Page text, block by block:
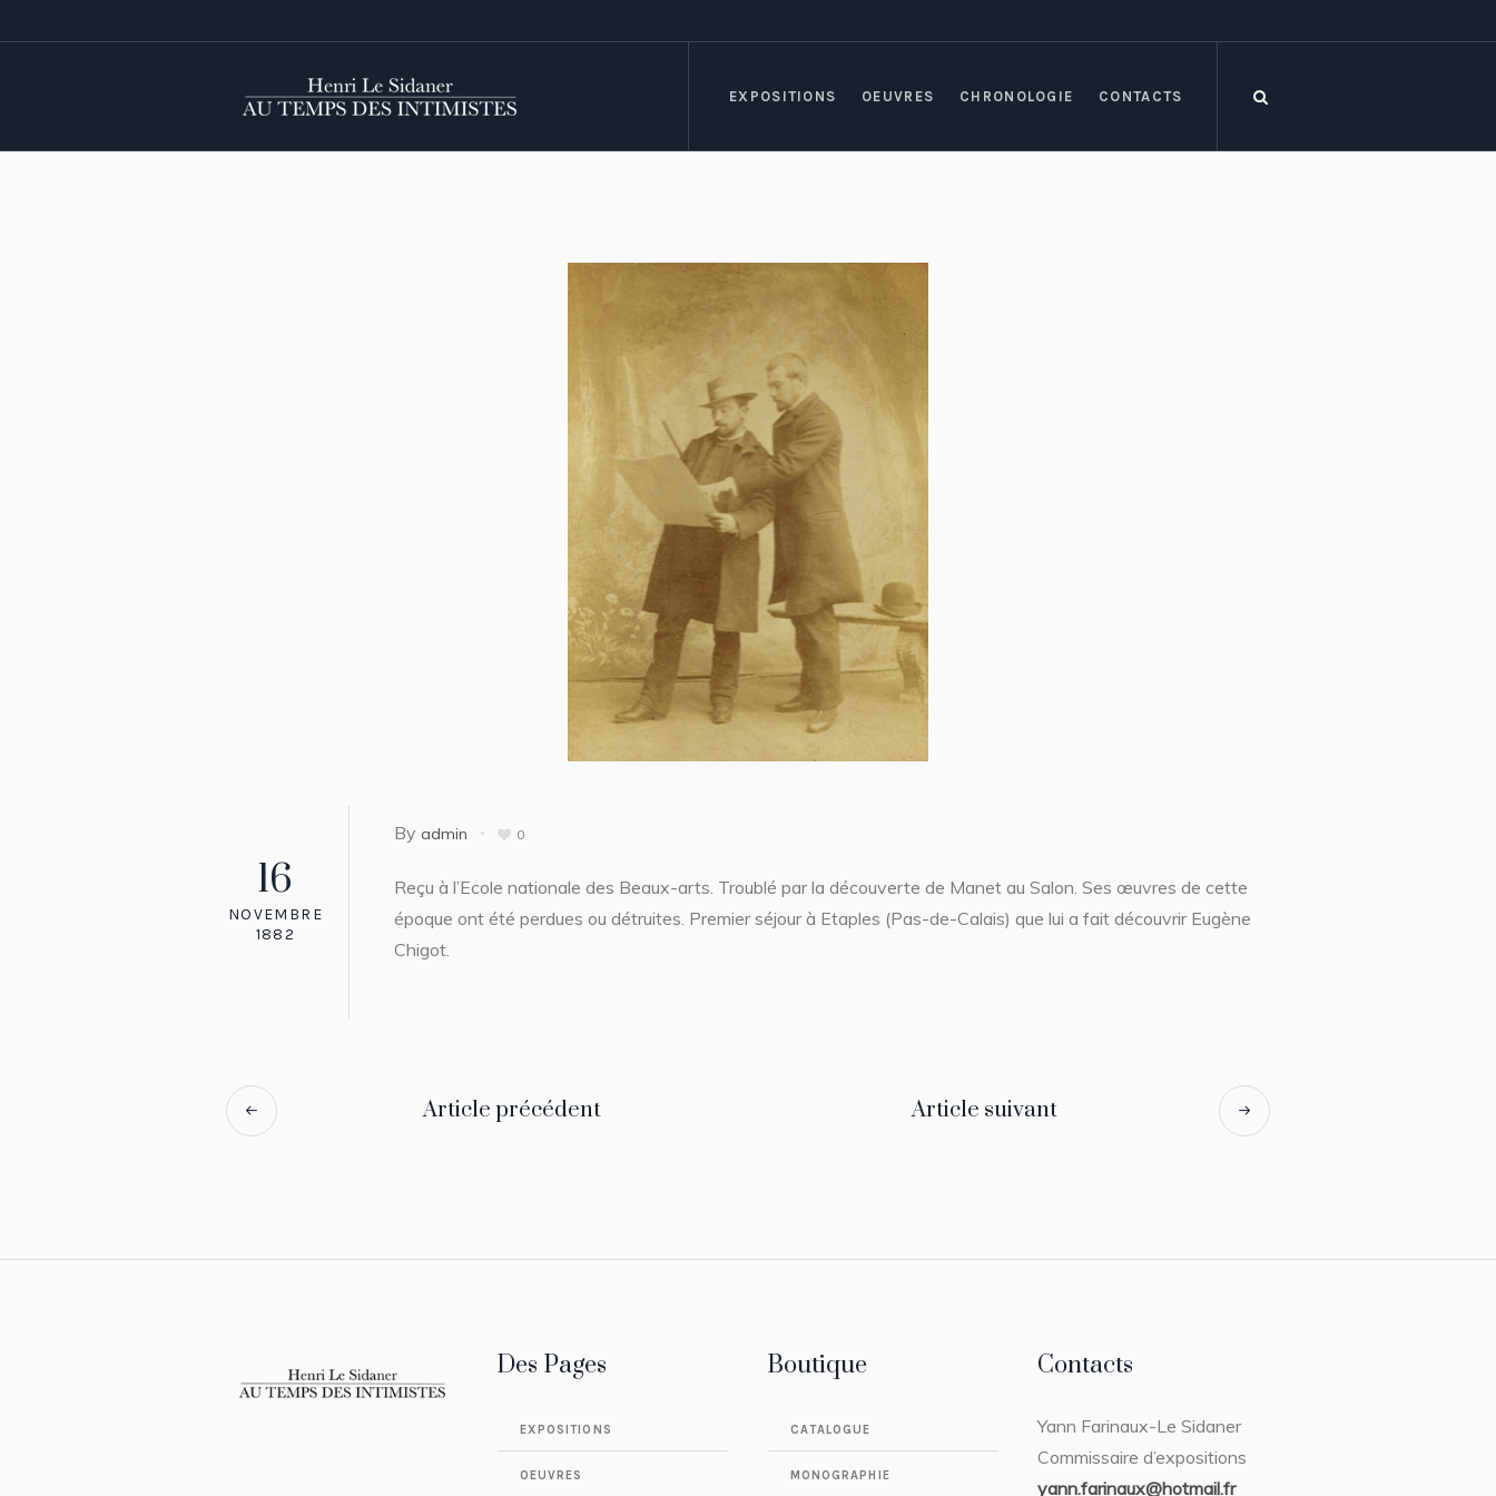
EXPOSITIONS OEUVRES CHRONOLOGIE CONTACTS
16
NOVEMBRE
1882
By admin 0
Reçu à l’Ecole nationale des Beaux-arts. Troublé par la découverte de Manet au Salon. Ses œuvres de cette
époque ont été perdues ou détruites. Premier séjour à Etaples (Pas-de-Calais) que lui a fait découvrir Eugène
Chigot.
Article précédent Article suivant
Des Pages
EXPOSITIONS
OEUVRES
Boutique
CATALOGUE
MONOGRAPHIE
Contacts
Yann Farinaux-Le Sidaner
Commissaire d’expositions
yann.farinaux@hotmail.fr